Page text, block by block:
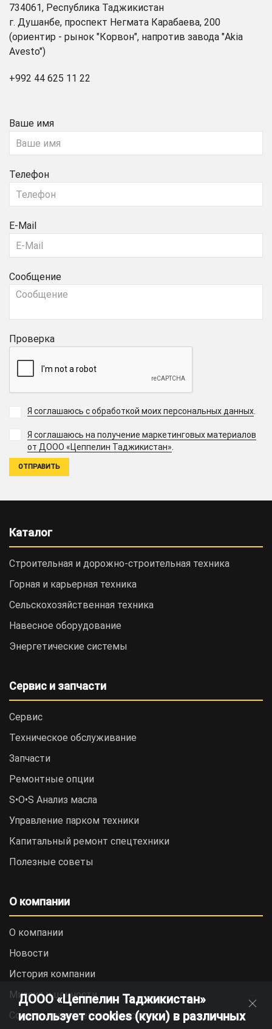
734061, Республика Таджикистан
г. Душанбе, проспект Негмата Карабаева, 200
(ориентир - рынок "Корвон", напротив завода "Akia
Avesto")
+992 44 625 11 22
Ваше имя
Телефон
E-Mail
Сообщение
Проверка
Я соглашаюсь с обработкой моих персональных данных.
Я соглашаюсь на получение маркетинговых материалов
от ДООО «Цеппелин Таджикистан».
Каталог
Строительная и дорожно-cтроительная техника
Горная и карьерная техника
Сельскохозяйственная техника
Навесное оборудование
Энергетические системы
Сервис и запчасти
Сервис
Техническое обслуживание
Запчасти
Ремонтные опции
S•O•S Анализ масла
Управление парком техники
Капитальный ремонт спецтехники
Полезные советы
О компании
О компании
Новости
История компании
Миссия и ценности
Социальная ответственность
ДООО «Цеппелин Таджикистан»
использует cookies (куки) в различных